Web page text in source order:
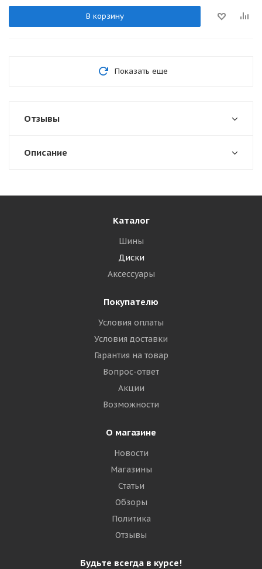
В корзину
Показать еще
Отзывы
Описание
Каталог
Шины
Диски
Аксессуары
Покупателю
Условия оплаты
Условия доставки
Гарантия на товар
Вопрос-ответ
Акции
Возможности
О магазине
Новости
Магазины
Статьи
Обзоры
Политика
Отзывы
Будьте всегда в курсе!